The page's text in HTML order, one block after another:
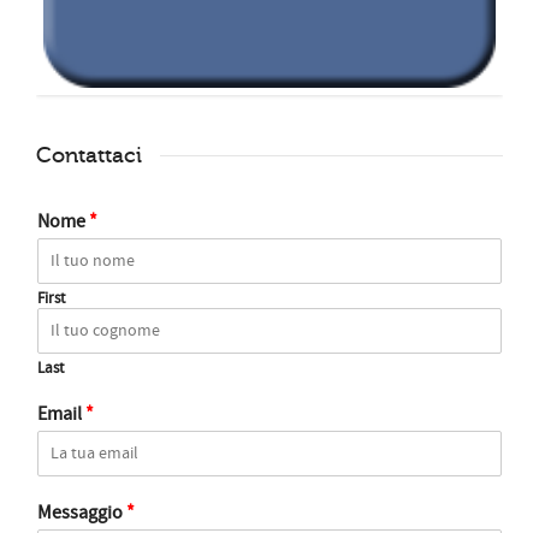
Contattaci
Nome *
First
Last
Email *
Messaggio *